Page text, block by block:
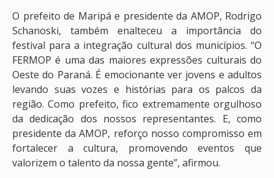
O prefeito de Maripá e presidente da AMOP, Rodrigo
Schanoski, também enalteceu a importância do
festival para a integração cultural dos municípios. “O
FERMOP é uma das maiores expressões culturais do
Oeste do Paraná. É emocionante ver jovens e adultos
levando suas vozes e histórias para os palcos da
região. Como prefeito, fico extremamente orgulhoso
da dedicação dos nossos representantes. E, como
presidente da AMOP, reforço nosso compromisso em
fortalecer a cultura, promovendo eventos que
valorizem o talento da nossa gente”, afirmou.